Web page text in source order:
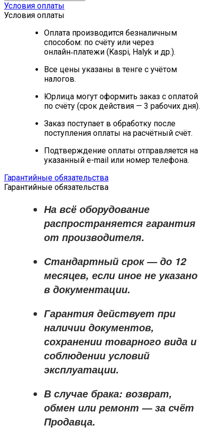
Условия оплаты
Условия оплаты
Оплата производится безналичным
способом: по счёту или через
онлайн‑платежи (Kaspi, Halyk и др.).
Все цены указаны в тенге с учётом
налогов.
Юрлица могут оформить заказ с оплатой
по счёту (срок действия — 3 рабочих дня).
Заказ поступает в обработку после
поступления оплаты на расчётный счёт.
Подтверждение оплаты отправляется на
указанный e-mail или номер телефона.
Гарантийные обязательства
Гарантийные обязательства
На всё оборудование
распространяется гарантия
от производителя.
Стандартный срок — до 12
месяцев, если иное не указано
в документации.
Гарантия действует при
наличии документов,
сохранении товарного вида и
соблюдении условий
эксплуатации.
В случае брака: возврат,
обмен или ремонт —за счёт
Продавца.